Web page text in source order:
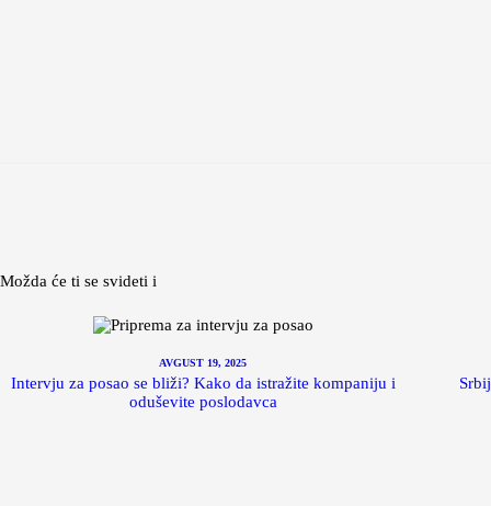
Možda će ti se svideti i
AVGUST 19, 2025
Intervju za posao se bliži? Kako da istražite kompaniju i
oduševite poslodavca